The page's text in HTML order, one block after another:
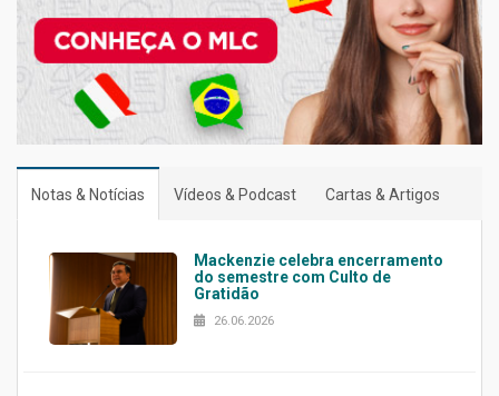
Notas & Notícias Vídeos & Podcast Cartas & Artigos
Mackenzie celebra encerramento
do semestre com Culto de
Gratidão
26.06.2026